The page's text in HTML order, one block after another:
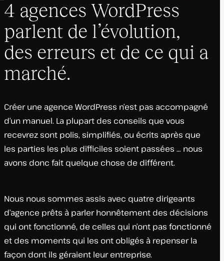
4 agences WordPress
parlent de l’évolution,
des erreurs et de ce qui a
marché.
Créer une agence WordPress n’est pas accompagné
d’un manuel. La plupart des conseils que vous
recevrez sont polis, simplifiés, ou écrits après que
les parties les plus difficiles soient passées … nous
avons donc fait quelque chose de différent.
Nous nous sommes assis avec quatre dirigeants
d’agence prêts à parler honnêtement des décisions
qui ont fonctionné, de celles qui n’ont pas fonctionné
et des moments qui les ont obligés à repenser la
façon dont ils géraient leur entreprise.